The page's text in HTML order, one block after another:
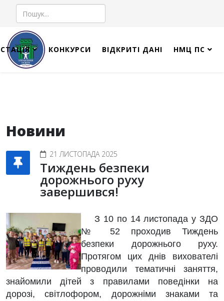
Пошук
КОНКУРСИ ВІДКРИТІ ДАНІ НМЦ ПС
Новини
21 ЛИСТОПАДА 2025
Тиждень безпеки
дорожнього руху
завершився!
З 10 по 14 листопада у ЗДО
№ 52 проходив Тиждень
безпеки дорожнього руху.
Протягом цих днів вихователі
проводили тематичні заняття,
знайомили дітей з правилами поведінки на
дорозі, світлофором, дорожніми знаками та